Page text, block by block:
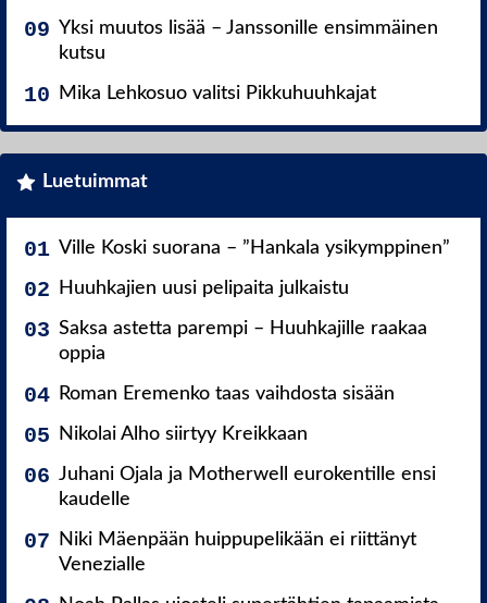
Yksi muutos lisää – Janssonille ensimmäinen
kutsu
Mika Lehkosuo valitsi Pikkuhuuhkajat
Luetuimmat
Ville Koski suorana – ”Hankala ysikymppinen”
Huuhkajien uusi pelipaita julkaistu
Saksa astetta parempi – Huuhkajille raakaa
oppia
Roman Eremenko taas vaihdosta sisään
Nikolai Alho siirtyy Kreikkaan
Juhani Ojala ja Motherwell eurokentille ensi
kaudelle
Niki Mäenpään huippupelikään ei riittänyt
Venezialle